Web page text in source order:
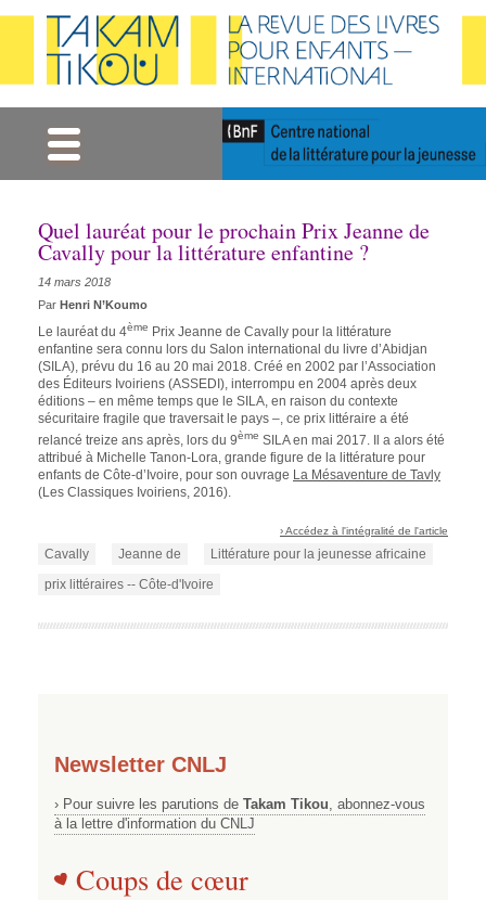
Quel lauréat pour le prochain Prix Jeanne de
Cavally pour la littérature enfantine ?
14 mars 2018
Par Henri N’Koumo
Le lauréat du 4ème Prix Jeanne de Cavally pour la littérature
enfantine sera connu lors du Salon international du livre d’Abidjan
(SILA), prévu du 16 au 20 mai 2018. Créé en 2002 par l’Association
des Éditeurs Ivoiriens (ASSEDI), interrompu en 2004 après deux
éditions – en même temps que le SILA, en raison du contexte
sécuritaire fragile que traversait le pays –, ce prix littéraire a été
relancé treize ans après, lors du 9ème SILA en mai 2017. Il a alors été
attribué à Michelle Tanon-Lora, grande figure de la littérature pour
enfants de Côte-d’Ivoire, pour son ouvrage La Mésaventure de Tavly
(Les Classiques Ivoiriens, 2016).
› Accédez à l'intégralité de l'article
Cavally Jeanne de
Littérature pour la jeunesse africaine
prix littéraires -- Côte-d'Ivoire
Newsletter CNLJ
› Pour suivre les parutions de Takam Tikou, abonnez-vous
à la lettre d'information du CNLJ
Coups de cœur